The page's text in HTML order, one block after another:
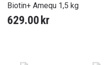
Biotin+ Amequ 1,5 kg
629.00 kr